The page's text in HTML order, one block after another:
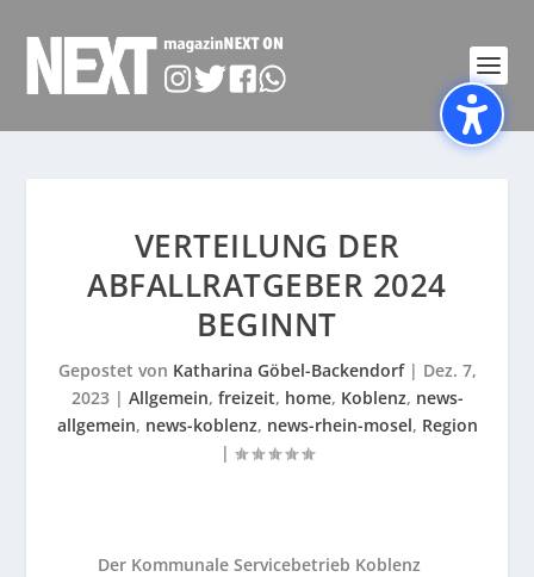
VERTEILUNG DER
ABFALLRATGEBER 2024
BEGINNT
Gepostet von Katharina Göbel-Backendorf| Dez. 7,
2023| Allgemein, freizeit, home, Koblenz, news-
allgemein, news-koblenz, news-rhein-mosel, Region
|
Der Kommunale Servicebetrieb Koblenz